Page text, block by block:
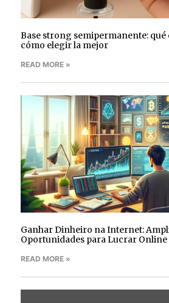
Base strong semipermanente: qué
cómo elegir la mejor
READ MORE »
Ganhar Dinheiro na Internet:
Oportunidades para Lucrar Online
READ MORE »